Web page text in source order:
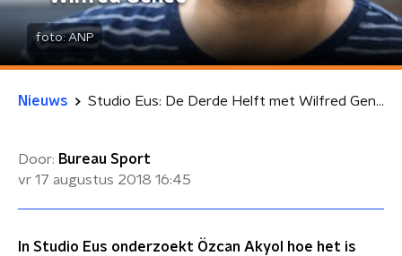
foto:ANP
Nieuws Studio Eus: De Derde Helft met Wilfred Genee
Door: Bureau Sport
vr 17 augustus 2018 16:45
In Studio Eus onderzoekt Özcan Akyol hoe het is